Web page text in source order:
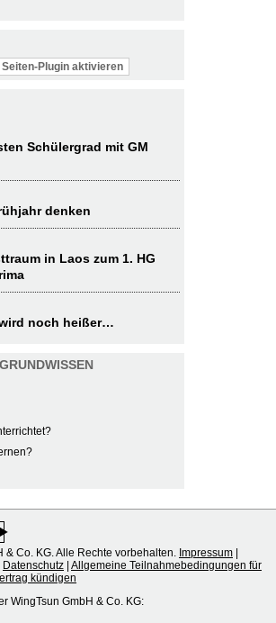
Plugin aktivieren
Schülergrad mit GM
denken
in Laos zum 1. HG
noch heißer…
Co. KG. Alle Rechte vorbehalten. Impressum |
Datenschutz | Allgemeine Teilnahmebedingungen für
kündigen
WingTsun GmbH & Co. KG: